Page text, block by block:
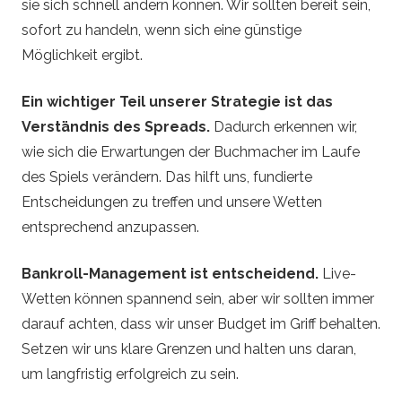
sie sich schnell ändern können. Wir sollten bereit sein,
sofort zu handeln, wenn sich eine günstige
Möglichkeit ergibt.
Ein wichtiger Teil unserer Strategie ist das
Verständnis des Spreads. Dadurch erkennen wir,
wie sich die Erwartungen der Buchmacher im Laufe
des Spiels verändern. Das hilft uns, fundierte
Entscheidungen zu treffen und unsere Wetten
entsprechend anzupassen.
Bankroll-Management ist entscheidend. Live-
Wetten können spannend sein, aber wir sollten immer
darauf achten, dass wir unser Budget im Griff behalten.
Setzen wir uns klare Grenzen und halten uns daran,
um langfristig erfolgreich zu sein.